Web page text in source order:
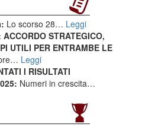
Lo scorso 28… Leggi
STRATEGICO,
UTILI PER ENTRAMBE LE
Leggi
I RISULTATI
Numeri in crescita…